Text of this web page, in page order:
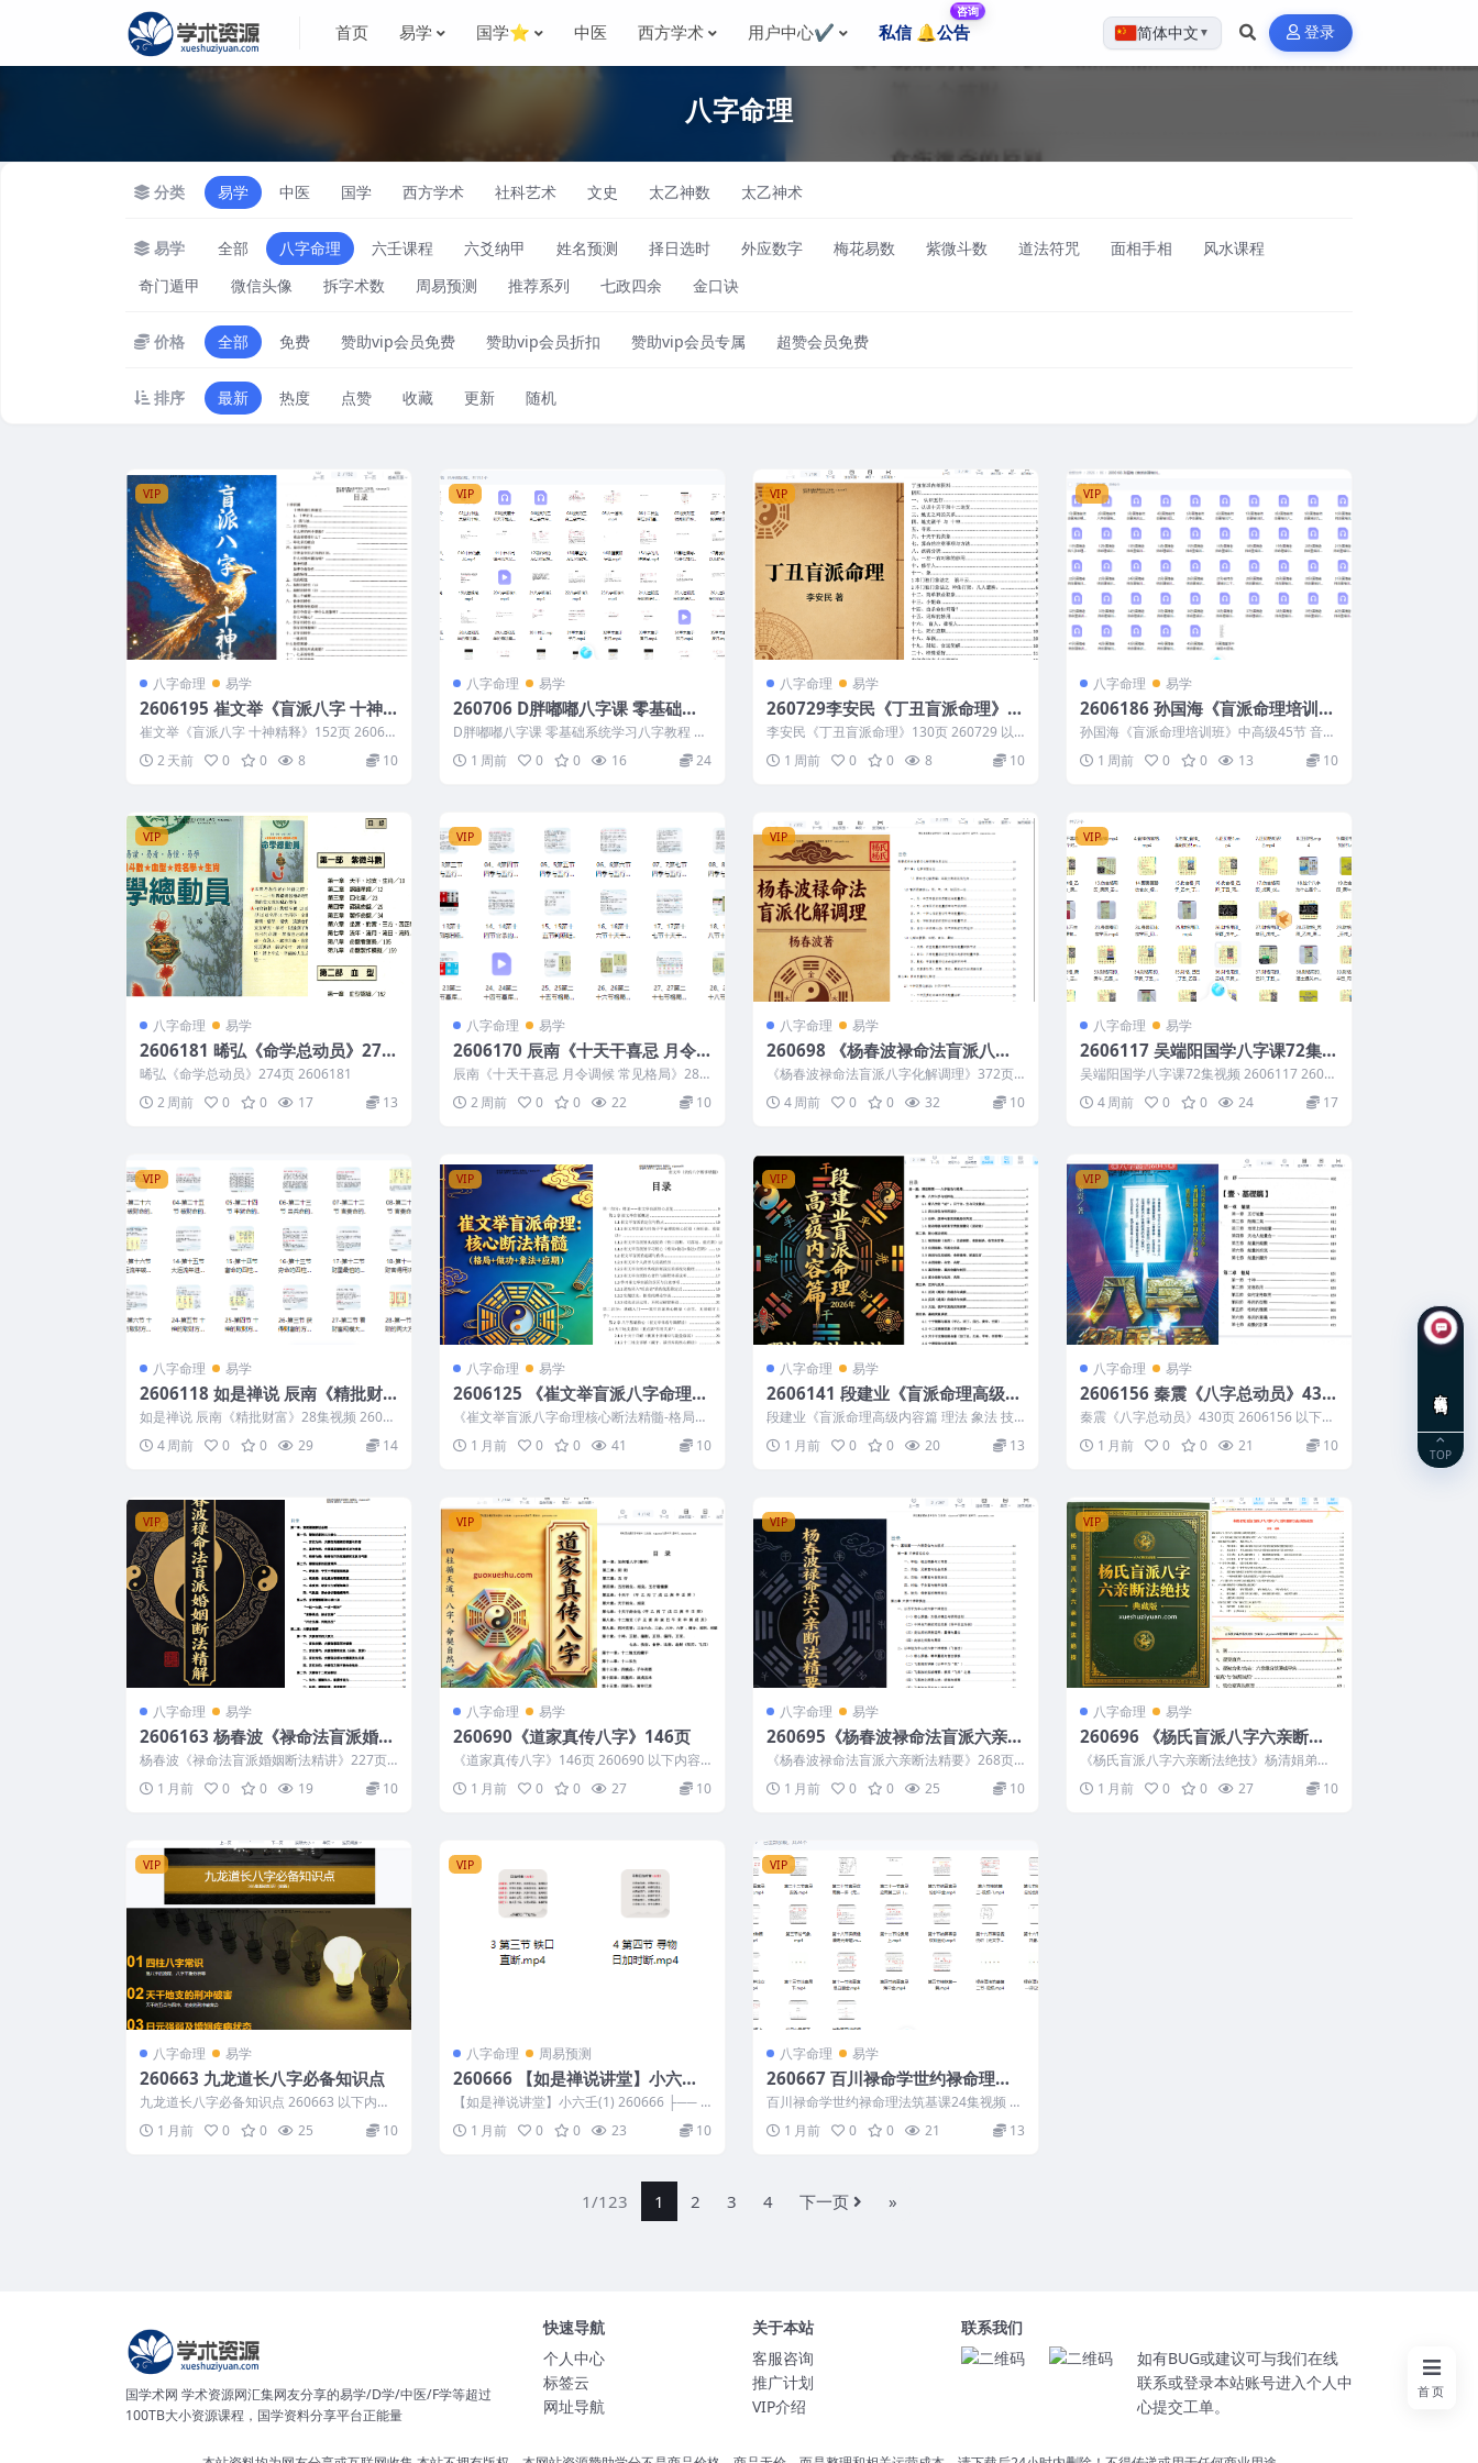
首页 易学 国学⭐ 中医 西方学术 用户中心✔️ 私信 🔔公告
咨询
简体中文 ▼ 登录
八字命理
分类 易学 中医 国学 西方学术 社科艺术 文史 太乙神数 太乙神术
易学 全部 八字命理 六壬课程 六爻纳甲 姓名预测 择日选时 外应数字 梅花易数 紫微斗数 道法符咒 面相手相
风水课程
奇门遁甲
微信头像 拆字术数 周易预测 推荐系列 七政四余 金口诀
价格 全部 免费 赞助vip会员免费 赞助vip会员折扣 赞助vip会员专属 超赞会员免费
排序 最新 热度 点赞 收藏 更新 随机
VIP
八字命理 易学
2606195 崔文举《盲派八字 十神
精释》152页
崔文举《盲派八字 十神精释》152页 26061
95 以下内容为整理的相关资料内...
2 天前 0 0 8 10
VIP
八字命理 易学
260706 D胖嘟嘟八字课 零基础系
统学习八字教程 知相知命 150集
D胖嘟嘟八字课 零基础系统学习八字教程 知
相知命 150集 260706 260...
1 周前 0 0 16 24
VIP
八字命理 易学
260729李安民《丁丑盲派命理》1
30页
李安民《丁丑盲派命理》130页 260729 以
下内容为整理的相关资料内容相关推...
1 周前 0 0 8 10
VIP
八字命理 易学
2606186 孙国海《盲派命理培训
班》中高级45节 音频+课件
孙国海《盲派命理培训班》中高级45节 音频
+课件 2606186 ├── 8孙国...
1 周前 0 0 13 10
VIP
八字命理 易学
2606181 晞弘《命学总动员》274
页
晞弘《命学总动员》274页 2606181
2 周前
0 0 17 13
VIP
八字命理 易学
2606170 辰南《十天干喜忌 月令
调候 常见格局》28集视频
辰南《十天干喜忌 月令调候 常见格局》28
集视频 2606170 ├── 15、...
2 周前 0 0 22 10
VIP
八字命理 易学
260698 《杨春波禄命法盲派八字
化解调理》372页
《杨春波禄命法盲派八字化解调理》372页 2
60698 以下内容为整理的相关资料...
4 周前 0 0 32 10
VIP
八字命理 易学
2606117 吴端阳国学八字课72集视
频
吴端阳国学八字课72集视频 2606117 2606
117 吴端阳国学八字课72...
4 周前 0 0 24 17
VIP
八字命理 易学
2606118 如是禅说 辰南《精批财
富》28集视频
如是禅说 辰南《精批财富》28集视频 26061
18 2606118 如是禅说 ...
4 周前 0 0 29 14
VIP
八字命理 易学
2606125 《崔文举盲派八字命理核
心断法精髓-格局+做功+象法+应
期》275页
《崔文举盲派八字命理核心断法精髓-格局
+做功+象法+应期》275页 260612...
1 月前 0 0 41 10
VIP
八字命理 易学
2606141 段建业《盲派命理高级内
容篇 理法 象法 技法》360页
段建业《盲派命理高级内容篇 理法 象法 技
法》360页 2606141 以下内容...
1 月前 0 0 20 13
VIP
八字命理 易学
2606156 秦震《八字总动员》430
页
秦震《八字总动员》430页 2606156 以下内
容为整理的相关资料内容相关推荐...
1 月前 0 0 21 10
VIP
八字命理 易学
2606163 杨春波《禄命法盲派婚姻
断法精讲》227页
杨春波《禄命法盲派婚姻断法精讲》227页 2
606163 以下内容为整理的相关资...
1 月前 0 0 19 10
VIP
八字命理 易学
260690《道家真传八字》146页
《道家真传八字》146页 260690 以下内容
为整理的相关资料内容相关推荐描述...
1 月前 0 0 27 10
VIP
八字命理 易学
260695《杨春波禄命法盲派六亲断
法精要》268页
《杨春波禄命法盲派六亲断法精要》268页 2
60695 以下内容为整理的相关资料...
1 月前 0 0 25 10
VIP
八字命理 易学
260696 《杨氏盲派八字六亲断法
绝技》杨清娟弟子班（典藏版）26
1页
《杨氏盲派八字六亲断法绝技》杨清娟弟子
班（典藏版）261页 260696 以下内...
1 月前 0 0 27 10
VIP
八字命理 易学
260663 九龙道长八字必备知识点
九龙道长八字必备知识点 260663 以下内容
为整理的相关资料内容相关推荐描述请...
1 月前 0 0 25 10
VIP
八字命理 周易预测
260666 【如是禅说讲堂】小六壬
(1)
【如是禅说讲堂】小六壬(1) 260666 ├── 4
第四节 寻物日加时断.m...
1 月前 0 0 23 10
VIP
八字命理 易学
260667 百川禄命学世约禄命理法
筑基课24集视频
百川禄命学世约禄命理法筑基课24集视频 26
0667 ├── 第四节纳音喜忌海中...
1 月前 0 0 21 13
1/123 1 2 3 4 下一页 »
国学术网 学术资源网汇集网友分享的易学/D学/中医/F学等超过
100TB大小资源课程，国学资料分享平台正能量
快速导航
个人中心
标签云
网址导航
关于本站
客服咨询
推广计划
VIP介绍
联系我们
如有BUG或建议可与我们在线
联系或登录本站账号进入个人中
心提交工单。
首页
TOP